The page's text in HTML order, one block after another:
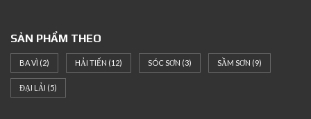
SẢN PHẨM THEO
BA VÌ (2) HẢI TIẾN (12) SÓC SƠN (3) SẦM SƠN (9)
ĐẠI LẢI (5)